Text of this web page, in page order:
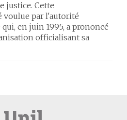
justice. Cette
voulue par l'autorité
en juin 1995, a prononcé
officialisant sa